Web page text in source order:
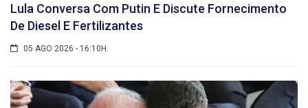
Lula Conversa Com Putin E Discute Fornecimento
De Diesel E Fertilizantes
05 AGO 2026 - 16:10H